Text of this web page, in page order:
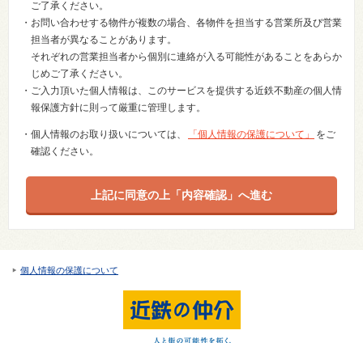
ご了承ください。
・お問い合わせする物件が複数の場合、各物件を担当する営業所及び営業
担当者が異なることがあります。
それぞれの営業担当者から個別に連絡が入る可能性があることをあらか
じめご了承ください。
・ご入力頂いた個人情報は、このサービスを提供する近鉄不動産の個人情
報保護方針に則って厳重に管理します。
・個人情報のお取り扱いについては、 「個人情報の保護について」
をご
確認ください。
個人情報の保護について